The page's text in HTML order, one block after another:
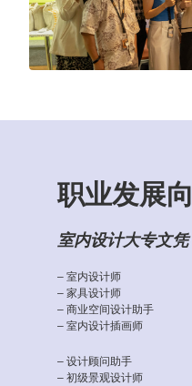
职业发展向
室内设计大专文凭
– 室内设计师
– 家具设计师
– 商业空间设计助手
– 室内设计插画师
– 设计顾问助手
– 初级景观设计师